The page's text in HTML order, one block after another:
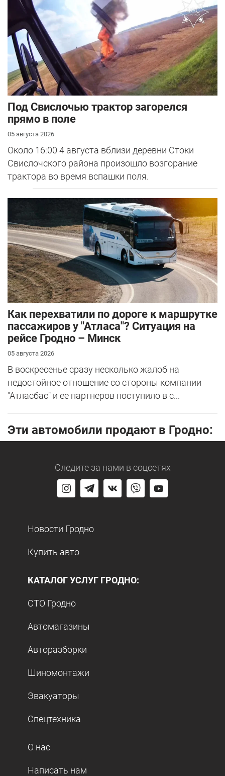
Под Свислочью трактор загорелся
прямо в поле
05 августа 2026
Около 16:00 4 августа вблизи деревни Стоки
Свислочского района произошло возгорание
трактора во время вспашки поля.
Как перехватили по дороге к маршрутке
пассажиров у "Атласа"? Ситуация на
рейсе Гродно – Минск
05 августа 2026
В воскресенье сразу несколько жалоб на
недостойное отношение со стороны компании
"Атласбас" и ее партнеров поступило в с...
Эти автомобили продают в Гродно:
Следите за нами в соцсетях
Новости Гродно
Купить авто
КАТАЛОГ УСЛУГ ГРОДНО:
СТО Гродно
Автомагазины
Авторазборки
Шиномонтажи
Эвакуаторы
Спецтехника
О нас
Написать нам